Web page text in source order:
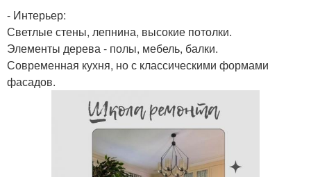
- Интерьер:
Светлые стены, лепнина, высокие потолки.
Элементы дерева - полы, мебель, балки.
Современная кухня, но с классическими формами
фасадов.